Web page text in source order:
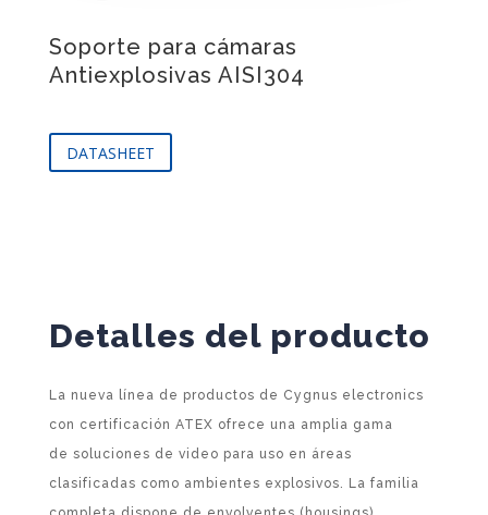
Soporte para cámaras
Antiexplosivas AISI304
DATASHEET
Detalles del producto
La nueva línea de productos de Cygnus electronics
con certificación ATEX ofrece una amplia gama
de soluciones de video para uso en áreas
clasificadas como ambientes explosivos. La familia